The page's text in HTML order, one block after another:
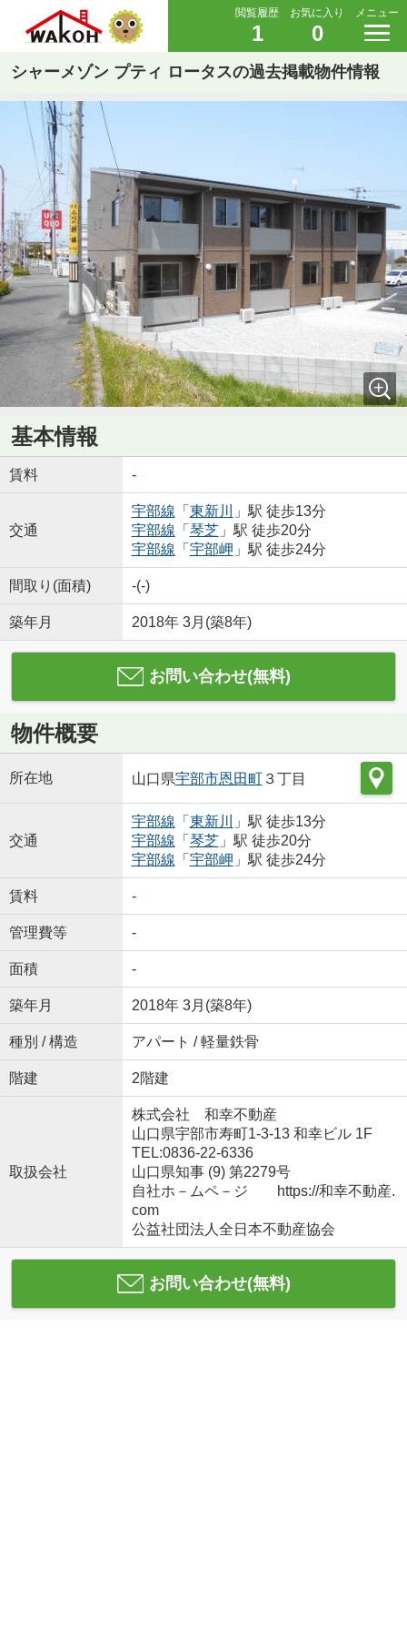
閲覧履歴
1
お気に入り
0
メニュー
シャーメゾン プティ ロータスの過去掲載物件情報
基本情報
賃料 -
交通
宇部線 「 東新川
」駅 徒歩13分
宇部線 「 琴芝」駅 徒歩20分
宇部線 「 宇部岬 」駅 徒歩24分
間取り(面積) -(-)
築年月 2018年 3月(築8年)
お問い合わせ(無料)
物件概要
所在地 山口県宇部市恩田町３丁目
交通
宇部線 「 東新川
」駅 徒歩13分
宇部線 「 琴芝」駅 徒歩20分
宇部線 「 宇部岬 」駅 徒歩24分
賃料 -
管理費等 -
面積 -
築年月 2018年 3月(築8年)
種別 / 構造 アパート / 軽量鉄骨
階建 2階建
取扱会社
株式会社 和幸不動産
山口県宇部市寿町1-3-13 和幸ビル 1F
TEL:0836-22-6336
山口県知事 (9) 第2279号
自社ホ－ムペ－ジ https://和幸不動産.
com
公益社団法人全日本不動産協会
お問い合わせ(無料)